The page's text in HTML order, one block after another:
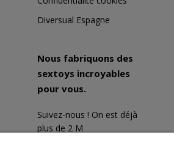
Diversual Espagne
Nous fabriquons des
sextoys incroyables
pour vous.
Suivez-nous ! On est déjà
plus de 2 M